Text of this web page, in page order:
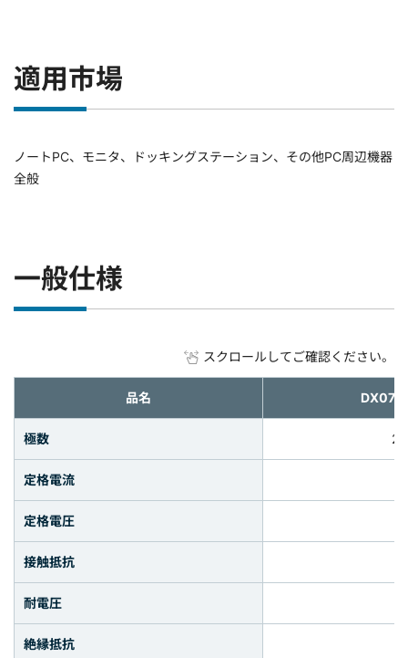
適用市場
ノートPC、モニタ、ドッキングステーション、その他PC周辺機器
全般
一般仕様
スクロールしてご確認ください。
品名
極数
定格電流
定格電圧
接触抵抗
耐電圧
絶縁抵抗